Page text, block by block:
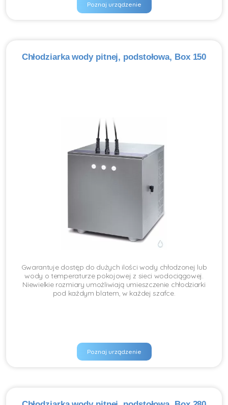
Poznaj urządzenie
Chłodziarka wody pitnej, podstołowa, Box 150
Gwarantuje dostęp do dużych ilości wody chłodzonej lub
wody o temperaturze pokojowej z sieci wodociągowej.
Niewielkie rozmiary umożliwiają umieszczenie chłodziarki
pod każdym blatem, w każdej szafce.
Poznaj urządzenie